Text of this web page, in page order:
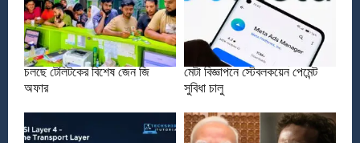
চলছে টেলিটকের বিশেষ জেন জি
অফার
মেটা বিজ্ঞাপনে স্টেবলকয়েন পেমেন্ট
সুবিধা চালু